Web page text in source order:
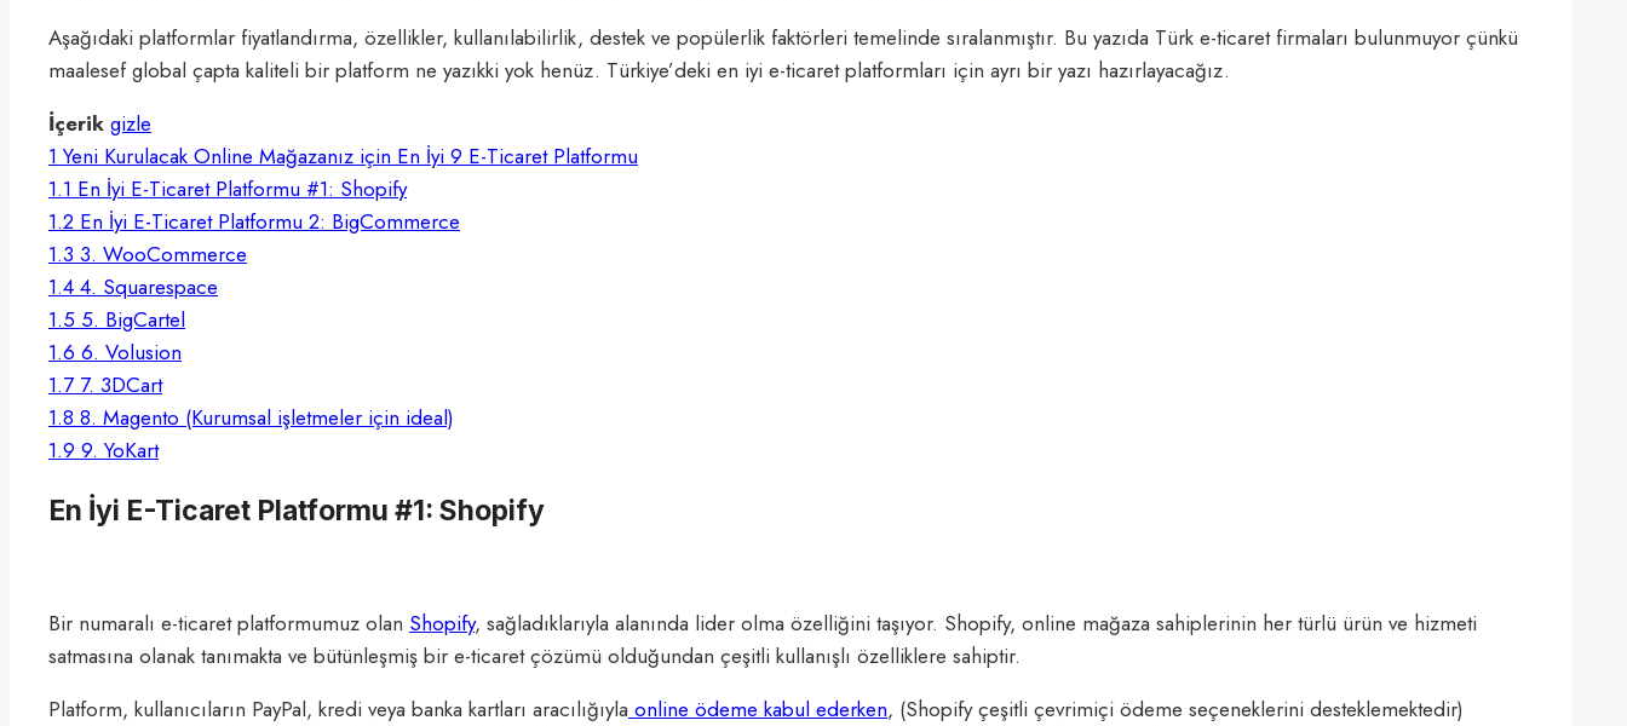
Aşağıdaki platformlar fiyatlandırma, özellikler, kullanılabilirlik, destek ve popülerlik faktörleri temelinde sıralanmıştır. Bu yazıda Türk e-ticaret firmaları bulunmuyor çünkü
maalesef global çapta kaliteli bir platform ne yazıkki yok henüz. Türkiye’deki en iyi e-ticaret platformları için ayrı bir yazı hazırlayacağız.
İçerik gizle
1 Yeni Kurulacak Online Mağazanız için En İyi 9 E-Ticaret Platformu
1.1 En İyi E-Ticaret Platformu #1: Shopify
1.2 En İyi E-Ticaret Platformu 2: BigCommerce
1.3 3. WooCommerce
1.4 4. Squarespace
1.5 5. BigCartel
1.6 6. Volusion
1.7 7. 3DCart
1.8 8. Magento (Kurumsal işletmeler için ideal)
1.9 9. YoKart
En İyi E-Ticaret Platformu #1: Shopify
Bir numaralı e-ticaret platformumuz olan Shopify, sağladıklarıyla alanında lider olma özelliğini taşıyor. Shopify, online mağaza sahiplerinin her türlü ürün ve hizmeti
satmasına olanak tanımakta ve bütünleşmiş bir e-ticaret çözümü olduğundan çeşitli kullanışlı özelliklere sahiptir.
Platform, kullanıcıların PayPal, kredi veya banka kartları aracılığıyla online ödeme kabul ederken, (Shopify çeşitli çevrimiçi ödeme seçeneklerini desteklemektedir)